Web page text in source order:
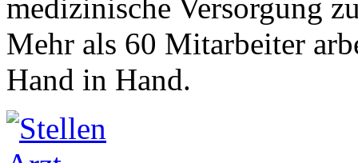
medizinische Versorgung
Mehr als 60 Mitarbeiter
Hand in Hand.